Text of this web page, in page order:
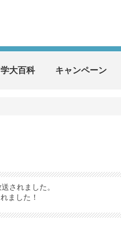
大百科 キャンペーン
されました。
ました！